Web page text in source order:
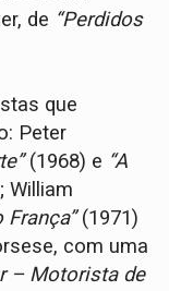
de “Perdidos
que
Peter
(1968) e “A
William
França”(1971)
com uma
– Motorista de